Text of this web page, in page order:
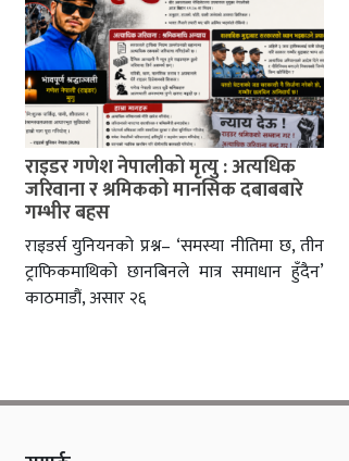
राइडर गणेश नेपालीको मृत्यु : अत्यधिक
जरिवाना र श्रमिकको मानसिक दबाबबारे
गम्भीर बहस
राइडर्स युनियनको प्रश्न– ‘समस्या नीतिमा छ, तीन
ट्राफिकमाथिको छानबिनले मात्र समाधान हुँदैन’
काठमाडौं, असार २६